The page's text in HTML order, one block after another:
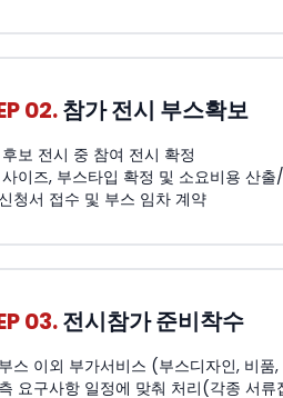
02.참가 전시 부스확보
보 전시 중 참여 전시 확정
이즈, 부스타입 확정 및 소요비용 산출
청서 접수 및 부스 임차 계약
03.전시참가 준비착수
스 이외 부가서비스 (부스디자인, 비
요구사항 일정에 맞춰 처리(각종 서류